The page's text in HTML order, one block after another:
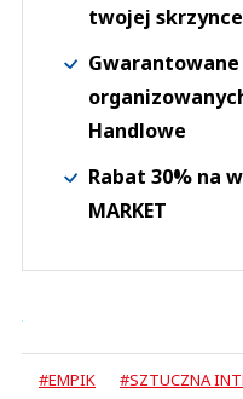
twojej
Handlowe
Rabat 30% na
MARKET
#EMPIK #SZTUCZNA